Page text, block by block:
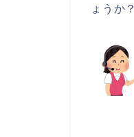
ょうか？